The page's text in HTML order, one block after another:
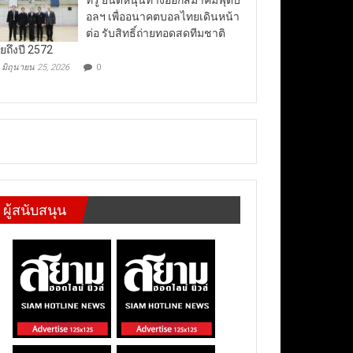
อลฯ เพื่ออนาคตบอลไทยเดินหน้า
ต่อ รับสิทธิ์ถ่ายทอดสดทีมชาติ
ถึงปี 2572
มิถุนายน 25, 2026 0
ผู้สนับสนุน